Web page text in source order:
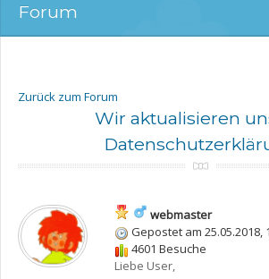
Forum
Zurück zum Forum
Wir aktualisieren
webmaster
Gepostet am 25.05.2018,
4601 Besuche
Liebe User,